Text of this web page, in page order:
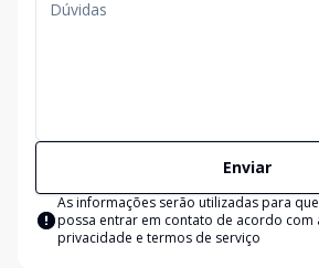
Enviar
As informações serão utilizadas para
possa entrar em contato de acordo com
privacidade e termos de serviço